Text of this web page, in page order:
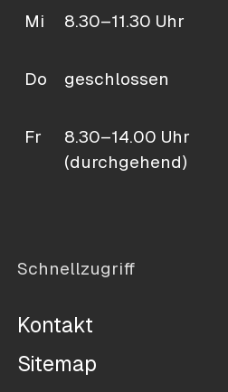
Mi
8.30–11.30 Uhr
Do
geschlossen
Fr
8.30–14.00 Uhr
(durchgehend)
Schnellzugriff
Kontakt
Sitemap